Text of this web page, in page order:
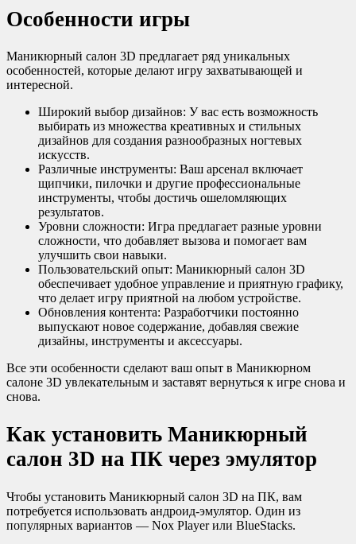
Особенности игры
Маникюрный салон 3D предлагает ряд уникальных
особенностей, которые делают игру захватывающей и
интересной.
Широкий выбор дизайнов: У вас есть возможность
выбирать из множества креативных и стильных
дизайнов для создания разнообразных ногтевых
искусств.
Различные инструменты: Ваш арсенал включает
щипчики, пилочки и другие профессиональные
инструменты, чтобы достичь ошеломляющих
результатов.
Уровни сложности: Игра предлагает разные уровни
сложности, что добавляет вызова и помогает вам
улучшить свои навыки.
Пользовательский опыт: Маникюрный салон 3D
обеспечивает удобное управление и приятную графику,
что делает игру приятной на любом устройстве.
Обновления контента: Разработчики постоянно
выпускают новое содержание, добавляя свежие
дизайны, инструменты и аксессуары.
Все эти особенности сделают ваш опыт в Маникюрном
салоне 3D увлекательным и заставят вернуться к игре снова и
снова.
Как установить Маникюрный
салон 3D на ПК через эмулятор
Чтобы установить Маникюрный салон 3D на ПК, вам
потребуется использовать андроид-эмулятор. Один из
популярных вариантов — Nox Player или BlueStacks.